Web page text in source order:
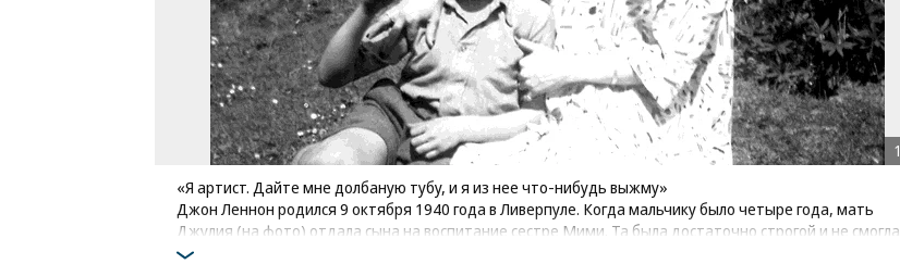
«Я артист. Дайте мне долбаную тубу, и я из нее что-нибудь выжму»
Джон Леннон родился 9 октября 1940 года в Ливерпуле. Когда мальчику было четыре года, мать
Джулия (на фото) отдала сына на воспитание сестре Мими. Та была достаточно строгой и не смогла
найти общий язык с Джоном, который больше привязался к своему дяде Джорджу. В 1953 году тот
1